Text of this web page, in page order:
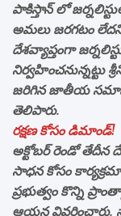
పాకిస్తాన్ లో
అమలు జరగటం
దేశవ్యాప్తంగా
నిర్వహించనున్నట్టు
జరిగిన జాతీయ
తెలిపారు.
రక్షణ కోసం డిమాండ్!
అక్టోబర్ రెండో తేదీన
సాధన కోసం
ప్రభుత్వం కొన్ని
ఆయన వివరించారు.